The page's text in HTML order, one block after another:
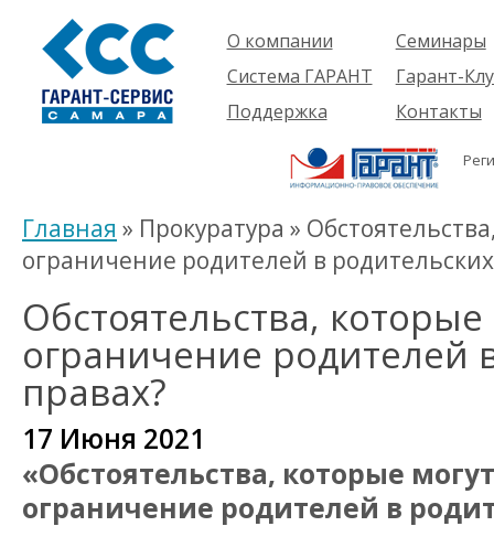
О компании
Компания
Проекты
Партнеры
Вакансии
Реквизиты
Информация
Система ГАРАНТ
О системе
решения
Комплекты
История
Поддержка
Пользователям
Будущим
пользователям
Семинары
Об услуге
семинары
Гарант-
Контакты
Главная » Прокуратура »
ограничение родителей в
Обстоятельства,
ограничение родителей
правах?
17 Июня 2021
«Обстоятельства, которые
ограничение родителей в